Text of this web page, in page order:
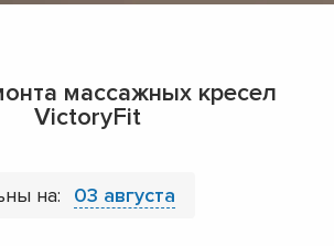
массажных кресел
VictoryFit
на: 03 августа